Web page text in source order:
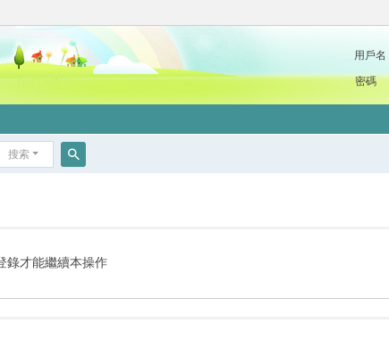
用戶名
密碼
搜索
錄才能繼續本操作